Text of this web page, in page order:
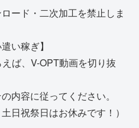
ード・二次加工を禁止しま
い稼ぎ】
ば、V-OPT動画を切り抜
内容に従ってください。
日祝祭日はお休みです！）